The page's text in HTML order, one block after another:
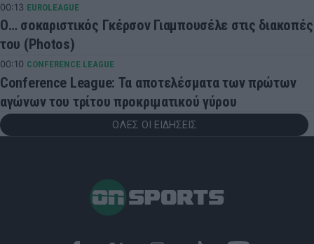
00:13 EUROLEAGUE
Ο… σοκαριστικός Γκέρσον Γιαμπουσέλε στις διακοπές
του (Photos)
00:10 CONFERENCE LEAGUE
Conference League: Τα αποτελέσματα των πρώτων
αγώνων του τρίτου προκριματικού γύρου
ΟΛΕΣ ΟΙ ΕΙΔΗΣΕΙΣ